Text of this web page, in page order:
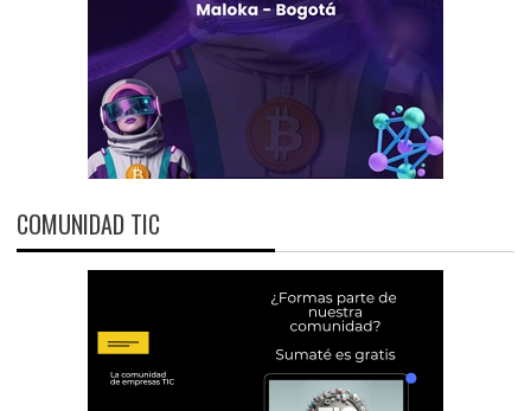
COMUNIDAD TIC